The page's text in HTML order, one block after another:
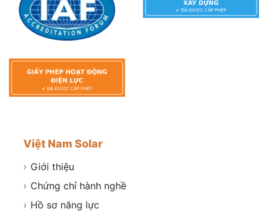
Việt Nam Solar
› Giới thiệu
› Chứng chỉ hành nghề
› Hồ sơ năng lực